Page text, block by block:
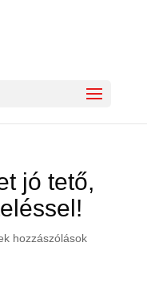
jó tető,
hozzászólások